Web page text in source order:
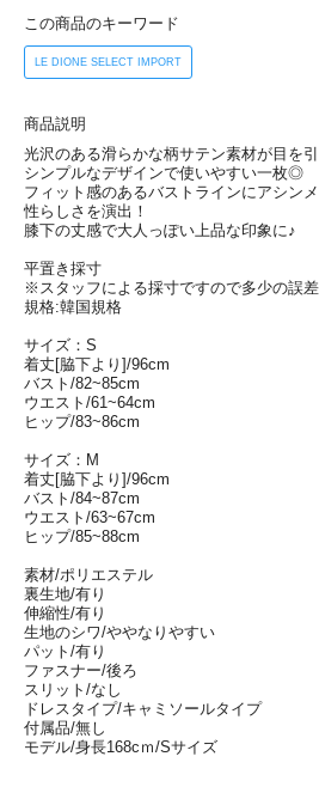
この商品のキーワード
LE DIONE SELECT IMPORT
商品説明
光沢のある滑らかな柄サテン素材が目を
シンプルなデザインで使いやすい一枚◎
フィット感のあるバストラインにアシン
性らしさを演出！
膝下の丈感で大人っぽい上品な印象に♪
平置き採寸
※スタッフによる採寸ですので多少の誤差
規格:韓国規格
サイズ：S
着丈[脇下より]/96cm
バスト/82~85cm
ウエスト/61~64cm
ヒップ/83~86cm
サイズ：M
着丈[脇下より]/96cm
バスト/84~87cm
ウエスト/63~67cm
ヒップ/85~88cm
素材/ポリエステル
裏生地/有り
伸縮性/有り
生地のシワ/ややなりやすい
パット/有り
ファスナー/後ろ
スリット/なし
ドレスタイプ/キャミソールタイプ
付属品/無し
モデル/身長168cｍ/Sサイズ